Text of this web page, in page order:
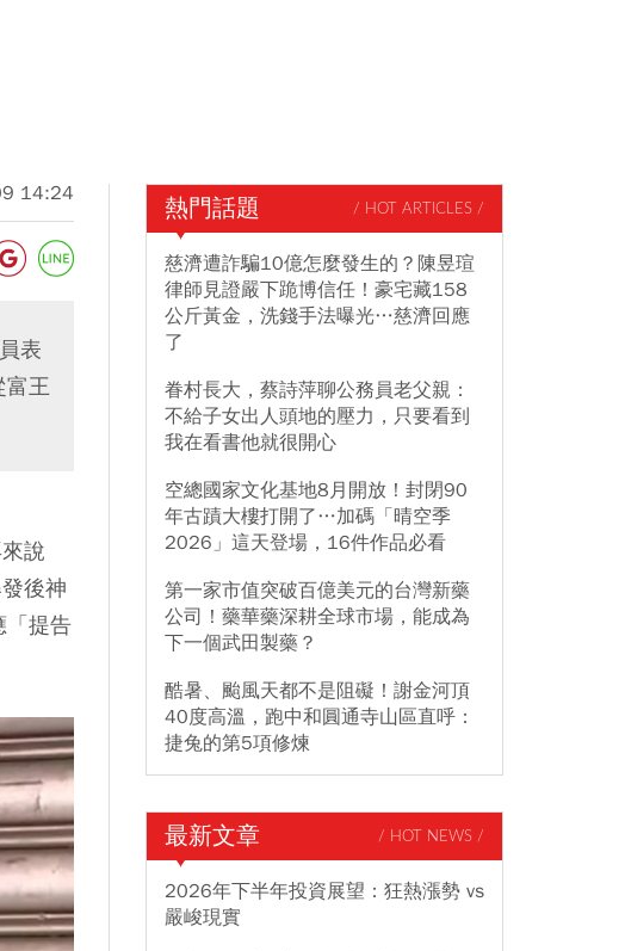
14:24
表
富王
說
後神
「提告
熱門話題 / HOT ARTICLES /
慈濟遭詐騙10億怎麼發生的？陳昱瑄
律師見證嚴下跪博信任！豪宅藏158
公斤黃金，洗錢手法曝光…慈濟回應
了
眷村長大，蔡詩萍聊公務員老父親：
不給子女出人頭地的壓力，只要看到
我在看書他就很開心
空總國家文化基地8月開放！封閉90
年古蹟大樓打開了…加碼「晴空季
2026」這天登場，16件作品必看
第一家市值突破百億美元的台灣新藥
公司！藥華藥深耕全球市場，能成為
下一個武田製藥？
酷暑、颱風天都不是阻礙！謝金河頂
40度高溫，跑中和圓通寺山區直呼：
捷兔的第5項修煉
最新文章 / HOT NEWS /
2026年下半年投資展望：狂熱漲勢 vs
嚴峻現實